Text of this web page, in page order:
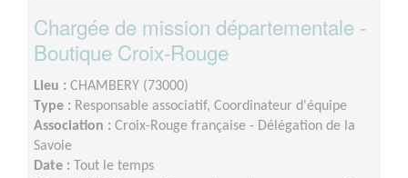
Chargée de mission départementale -
Boutique Croix-Rouge
Lieu : CHAMBERY (73000)
Type : Responsable associatif, Coordinateur d'équipe
Association : Croix-Rouge française - Délégation de la
Savoie
Date : Tout le temps